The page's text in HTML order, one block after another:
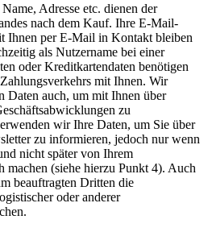
Adresse etc. dienen der
nach dem Kauf. Ihre E-Mail-
Ihnen per E-Mail in Kontakt bleiben
als Nutzername bei einer
oder Kreditkartendaten benötigen
mit Ihnen. Wir
Daten auch, um mit Ihnen über
zu
wir Ihre Daten, um Sie über
zu informieren, jedoch nur wenn
nicht später von Ihrem
machen (siehe hierzu Punkt 4). Auch
beauftragten Dritten die
oder anderer